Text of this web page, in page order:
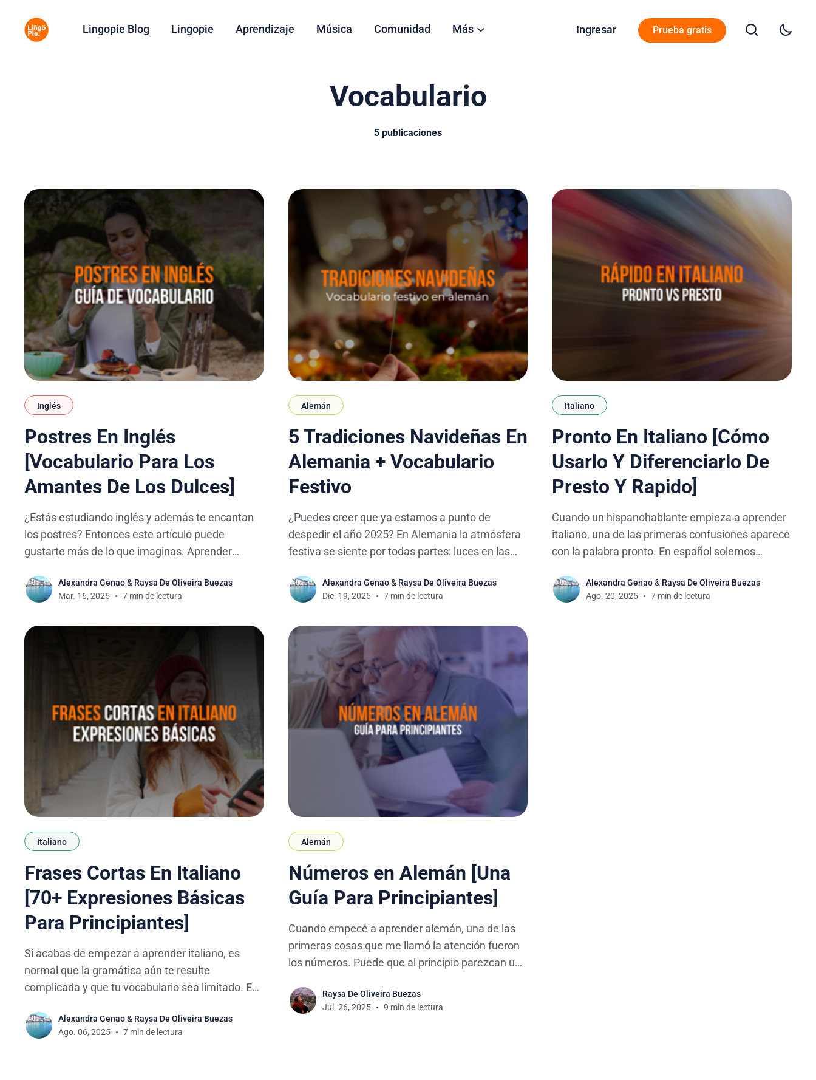
Lingopie Blog Lingopie Aprendizaje Música Comunidad Más Ingresar Prueba gratis
Vocabulario
5 publicaciones
Inglés
Postres En Inglés
[Vocabulario Para Los
Amantes De Los Dulces]
¿Estás estudiando inglés y además te encantan
los postres? Entonces este artículo puede
gustarte más de lo que imaginas. Aprender
todo si se trata de palabras que realmente usas o
disfrutas. ¿Cuántas veces has querido hablar de
Alexandra Genao& Raysa De Oliveira Buezas
Mar. 16, 2026
7 min de lectura
Alemán
5 Tradiciones Navideñas En
Alemania + Vocabulario
Festivo
¿Puedes creer que ya estamos a punto de
despedir el año 2025? En Alemania la atmósfera
festiva se siente por todas partes: luces en las
Glühwein. Si estás aprendiendo alemán o
simplemente te interesa conocer cómo se
Alexandra Genao& Raysa De Oliveira Buezas
Dic. 19, 2025
7 min de lectura
Italiano
Pronto En Italiano [Cómo
Usarlo Y Diferenciarlo De
Presto Y Rapido]
Cuando un hispanohablante empieza a aprender
italiano, una de las primeras confusiones aparece
con la palabra pronto. En español solemos
tiempo”, pero en italiano su significado principal
es otro: “listo” o “preparado”. A esta dificultad se
Alexandra Genao& Raysa De Oliveira Buezas
Ago. 20, 2025
7 min de lectura
Italiano
Frases Cortas En Italiano
[70+ Expresiones Básicas
Para Principiantes]
Si acabas de empezar a aprender italiano, es
normal que la gramática aún te resulte
complicada y que tu vocabulario sea limitado. En
frases cortas que puedas usar desde ya. Así, no
solo podrás comunicarte en situaciones básicas,
Alexandra Genao& Raysa De Oliveira Buezas
Ago. 06, 2025
7 min de lectura
Alemán
Números en Alemán [Una
Guía Para Principiantes]
Cuando empecé a aprender alemán, una de las
primeras cosas que me llamó la atención fueron
los números. Puede que al principio parezcan un
especialmente porque la estructura para formar
algunos números no es la misma que en español.
Raysa De Oliveira Buezas
Jul. 26, 2025
9 min de lectura